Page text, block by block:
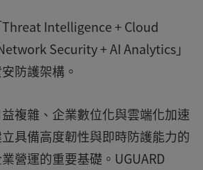
Threat Intelligence + Cloud
Security + AI Analytics」
防護架構。
複雜、企業數位化與雲端化加速
具備高度韌性與即時防護能力的
營運的重要基礎。UGUARD